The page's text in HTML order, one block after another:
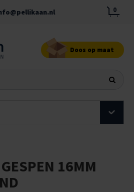
0
Doos op maat
16MM